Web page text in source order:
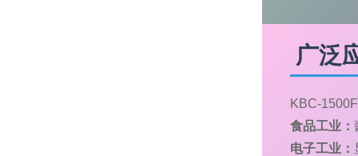
广泛
KBC-
食品工业：
电子工业：